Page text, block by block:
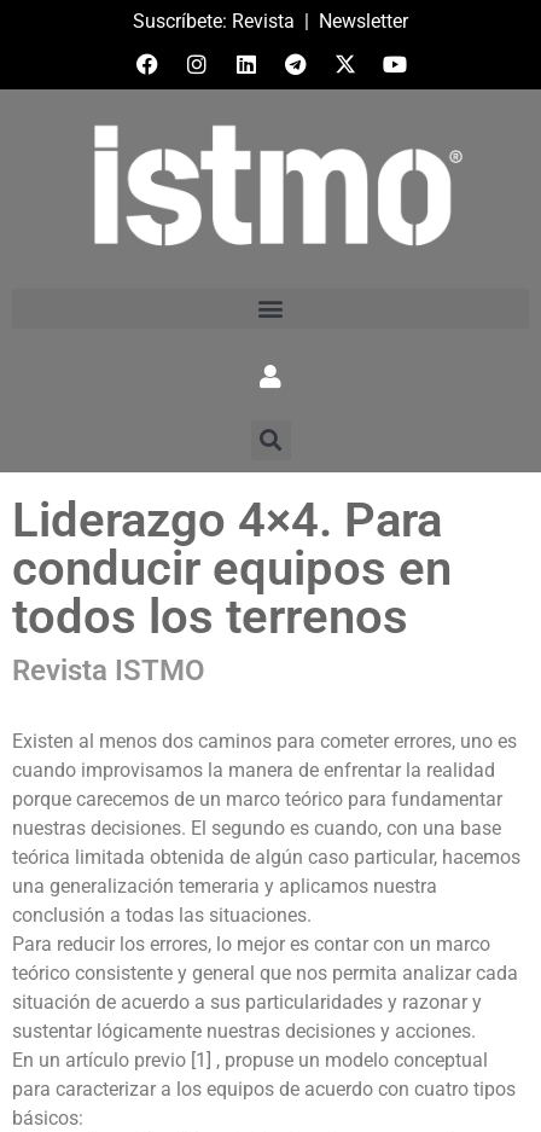
Suscríbete: Revista | Newsletter
Liderazgo 4×4. Para
conducir equipos en
todos los terrenos
Revista ISTMO
Existen al menos dos caminos para cometer errores, uno es
cuando improvisamos la manera de enfrentar la realidad
porque carecemos de un marco teórico para fundamentar
nuestras decisiones. El segundo es cuando, con una base
teórica limitada obtenida de algún caso particular, hacemos
una generalización temeraria y aplicamos nuestra
conclusión a todas las situaciones.
Para reducir los errores, lo mejor es contar con un marco
teórico consistente y general que nos permita analizar cada
situación de acuerdo a sus particularidades y razonar y
sustentar lógicamente nuestras decisiones y acciones.
En un artículo previo [1] , propuse un modelo conceptual
para caracterizar a los equipos de acuerdo con cuatro tipos
básicos: